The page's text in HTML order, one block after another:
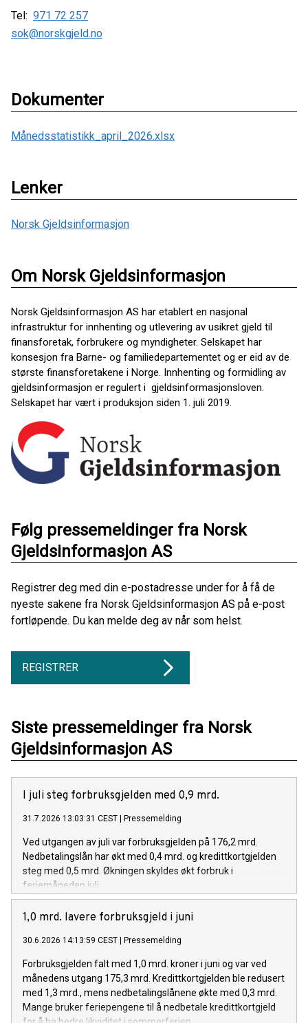
Tel: 971 72 257
sok@norskgjeld.no
Dokumenter
Månedsstatistikk_april_2026.xlsx
Lenker
Norsk Gjeldsinformasjon
Om Norsk Gjeldsinformasjon
Norsk Gjeldsinformasjon AS har etablert en nasjonal
infrastruktur for innhenting og utlevering av usikret gjeld til
finansforetak, forbrukere og myndigheter. Selskapet har
konsesjon fra Barne- og familiedepartementet og er eid av de
største finansforetakene i Norge. Innhenting og formidling av
gjeldsinformasjon er regulert i gjeldsinformasjonsloven.
Selskapet har vært i produksjon siden 1. juli 2019.
Følg pressemeldinger fra Norsk
Gjeldsinformasjon AS
Registrer deg med din e-postadresse under for å få de
nyeste sakene fra Norsk Gjeldsinformasjon AS på e-post
fortløpende. Du kan melde deg av når som helst.
REGISTRER
Siste pressemeldinger fra Norsk
Gjeldsinformasjon AS
I juli steg forbruksgjelden med 0,9 mrd.
31.7.2026 13:03:31 CEST | Pressemelding
Ved utgangen av juli var forbruksgjelden på 176,2 mrd.
Nedbetalingslån har økt med 0,4 mrd. og kredittkortgjelden
steg med 0,5 mrd. Økningen skyldes økt forbruk i
feriemåneden juli.
1,0 mrd. lavere forbruksgjeld i juni
30.6.2026 14:13:59 CEST | Pressemelding
Forbruksgjelden falt med 1,0 mrd. kroner i juni og var ved
månedens utgang 175,3 mrd. Kredittkortgjelden ble redusert
med 1,3 mrd., mens nedbetalingslånene økte med 0,3 mrd.
Mange bruker feriepengene til å nedbetale kredittkortgjeld